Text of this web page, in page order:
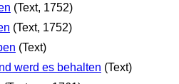
(Text, 1752)
(Text, 1752)
(Text)
werd es behalten (Text)